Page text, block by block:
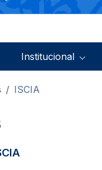
principal
Institucional
estrutural
ISCIA